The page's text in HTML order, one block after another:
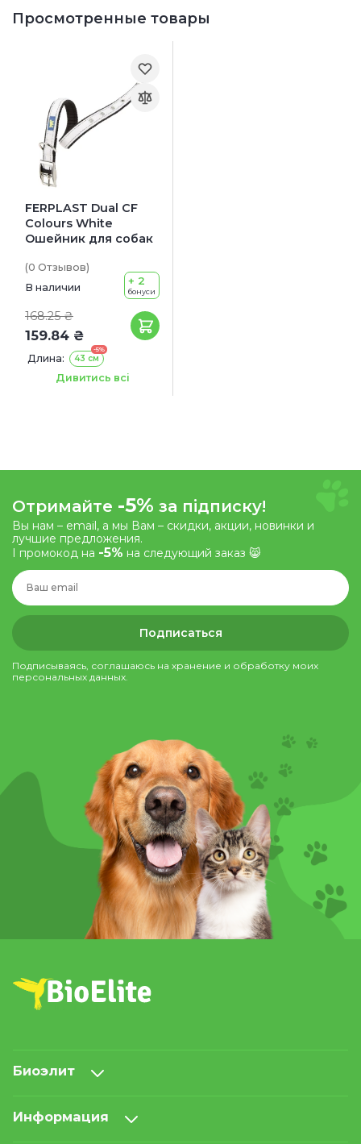
Просмотренные товары
FERPLAST Dual CF
Colours White
Ошейник для собак
(0 Отзывов)
В наличии
168.25 ₴
159.84 ₴
+ 2
бонуси
Длина:
-5%
43 см
Ширина: 20 мм
Дивитись всі
Отримайте -5% за підписку!
Вы нам – email, а мы Вам – скидки, акции, новинки и
лучшие предложения.
І промокод на -5% на следующий заказ 😸
Подписаться
Подписываясь, соглашаюсь на хранение и обработку моих
персональных данных.
Биоэлит
Информация